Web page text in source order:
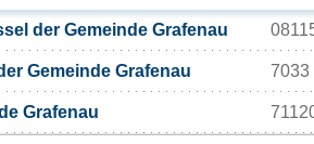
der Gemeinde Grafenau
Gemeinde Grafenau 7033
Grafenau